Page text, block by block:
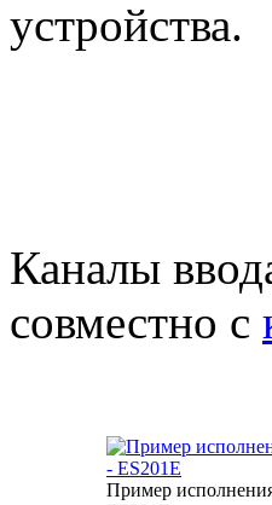
устройства.
Каналы
совместно с
Пример